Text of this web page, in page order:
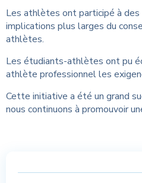
Les athlètes ont participé à des
implications plus larges du
athlètes.
Les étudiants-athlètes ont pu
athlète professionnel les
Cette initiative a été un grand
nous continuons à promouvoir